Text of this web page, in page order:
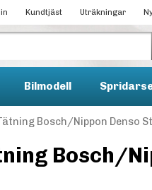
Kundtjäst Uträkningar
Bilmodell
Bosch/Nippon Denso
Bosch/